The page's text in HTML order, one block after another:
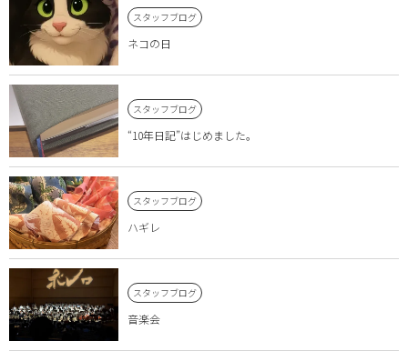
スタッフブログ
ネコの日
スタッフブログ
“10年日記”はじめました。
スタッフブログ
ハギレ
スタッフブログ
音楽会